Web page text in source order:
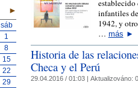
establecido
infantiles
1942, y
… más ►
Historia de las
Checa y el Perú
29.04.2016 / 01:03 | Aktualizováno:
►
sáb
1
8
15
22
29